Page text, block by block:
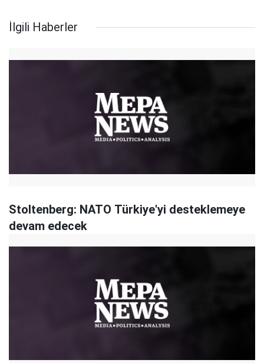
İlgili Haberler
Stoltenberg: NATO Türkiye'yi desteklemeye
devam edecek